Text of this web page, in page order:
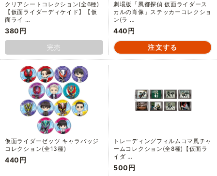
クリアシートコレクション(全6種)
【仮面ライダーディケイド】【仮
面ライ …
380円
完売
劇場版「風都探偵 仮面ライダース
カルの肖像」ステッカーコレクショ
ン(ラ …
440円
仮面ライダーゼッツ キャラバッジ
コレクション(全13種)
440円
トレーディングフィルムコマ風チャ
ームコレクション(全8種)【仮面ラ
イダ …
500円